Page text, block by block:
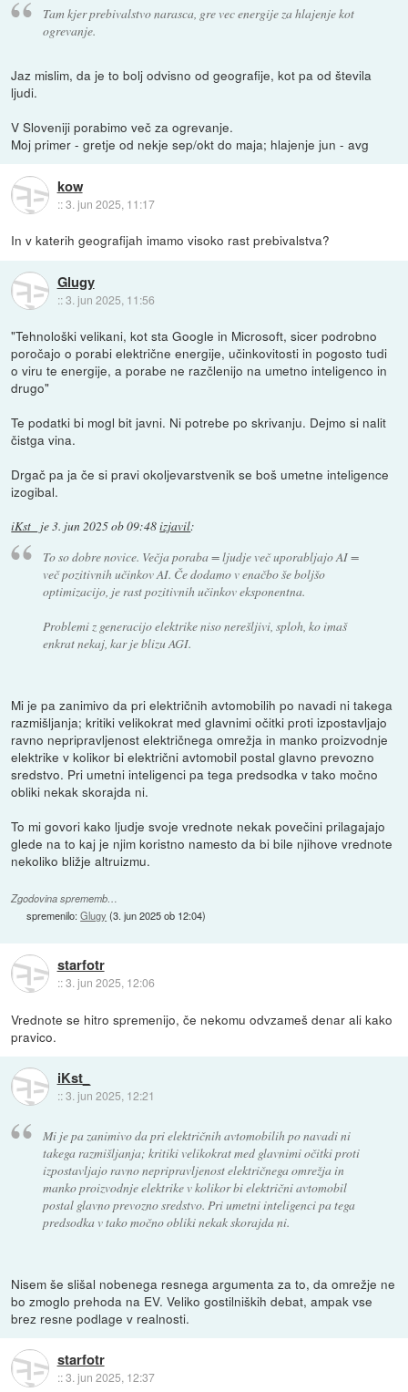
Tam kjer prebivalstvo narasca, gre vec energije za hlajenje kot
ogrevanje.
Jaz mislim, da je to bolj odvisno od geografije, kot pa od števila
ljudi.
V Sloveniji porabimo več za ogrevanje.
Moj primer - gretje od nekje sep/okt do maja; hlajenje jun - avg
kow
::3. jun 2025, 11:17
In v katerih geografijah imamo visoko rast prebivalstva?
Glugy
::3. jun 2025, 11:56
"Tehnološki velikani, kot sta Google in Microsoft, sicer podrobno
poročajo o porabi električne energije, učinkovitosti in pogosto tudi
o viru te energije, a porabe ne razčlenijo na umetno inteligenco in
drugo"
Te podatki bi mogl bit javni. Ni potrebe po skrivanju. Dejmo si nalit
čistga vina.
Drgač pa ja če si pravi okoljevarstvenik se boš umetne inteligence
izogibal.
iKst_ je3. jun 2025 ob 09:48izjavil:
To so dobre novice. Večja poraba = ljudje več uporabljajo AI =
več pozitivnih učinkov AI. Če dodamo v enačbo še boljšo
optimizacijo, je rast pozitivnih učinkov eksponentna.
Problemi z generacijo elektrike niso nerešljivi, sploh, ko imaš
enkrat nekaj, kar je blizu AGI.
Mi je pa zanimivo da pri električnih avtomobilih po navadi ni takega
razmišljanja; kritiki velikokrat med glavnimi očitki proti izpostavljajo
ravno nepripravljenost električnega omrežja in manko proizvodnje
elektrike v kolikor bi električni avtomobil postal glavno prevozno
sredstvo. Pri umetni inteligenci pa tega predsodka v tako močno
obliki nekak skorajda ni.
To mi govori kako ljudje svoje vrednote nekak povečini prilagajajo
glede na to kaj je njim koristno namesto da bi bile njihove vrednote
nekoliko bližje altruizmu.
Zgodovina sprememb…
spremenilo:Glugy (3. jun 2025 ob 12:04)
starfotr
::3. jun 2025, 12:06
Vrednote se hitro spremenijo, če nekomu odvzameš denar ali kako
pravico.
iKst_
::3. jun 2025, 12:21
Mi je pa zanimivo da pri električnih avtomobilih po navadi ni
takega razmišljanja; kritiki velikokrat med glavnimi očitki proti
izpostavljajo ravno nepripravljenost električnega omrežja in
manko proizvodnje elektrike v kolikor bi električni avtomobil
postal glavno prevozno sredstvo. Pri umetni inteligenci pa tega
predsodka v tako močno obliki nekak skorajda ni.
Nisem še slišal nobenega resnega argumenta za to, da omrežje ne
bo zmoglo prehoda na EV. Veliko gostilniških debat, ampak vse
brez resne podlage v realnosti.
starfotr
::3. jun 2025, 12:37